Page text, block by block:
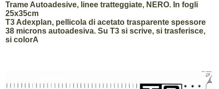
Trame Autoadesive, linee tratteggiate, NERO. In fogli
25x35cm
T3 Adexplan, pellicola di acetato trasparente spessore
38 microns autoadesiva. Su T3 si scrive, si trasferisce,
si colorA